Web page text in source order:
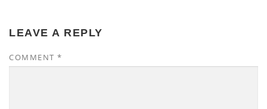
LEAVE A REPLY
COMMENT *